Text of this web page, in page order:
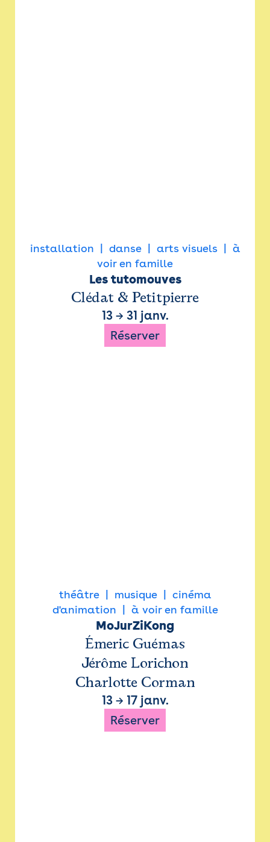
installation danse arts visuels
à
voir en famille
Les tutomouves
Clédat & Petitpierre
13→ 31 janv.
Réserver
théâtre musique
cinéma
d'animation
à voir en famille
MoJurZiKong
Émeric Guémas
Jérôme Lorichon
Charlotte Corman
13→ 17 janv.
Réserver